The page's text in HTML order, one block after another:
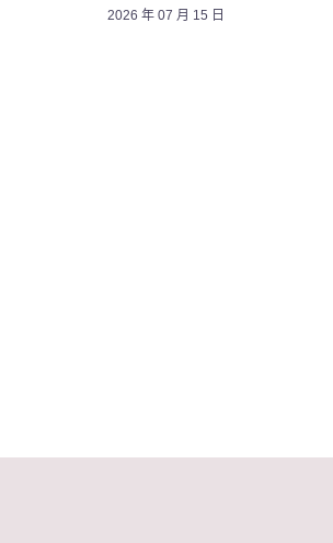
2026 年 07 月 15 日